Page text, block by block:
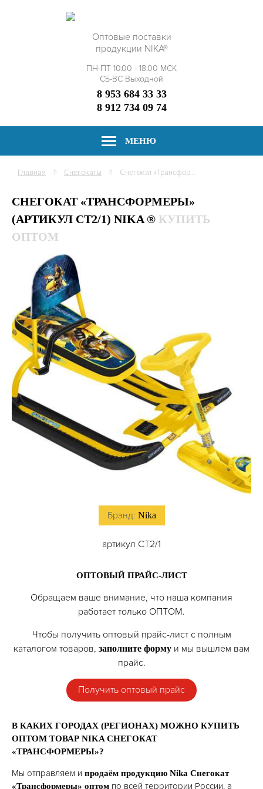
Оптовые поставки
продукции NIKA®
ПН-ПТ 10.00 - 18.00 МСК
СБ-ВС Выходной
8 953 684 33 33
8 912 734 09 74
МЕНЮ
Главная Снегокаты Снегокат «Трансформеры»
СНЕГОКАТ «ТРАНСФОРМЕРЫ»
(АРТИКУЛ СТ2/1) NIKA ® КУПИТЬ
ОПТОМ
Брэнд: Nika
артикул СТ2/1
ОПТОВЫЙ ПРАЙС-ЛИСТ
Обращаем ваше внимание, что наша компания
работает только ОПТОМ.
Чтобы получить оптовый прайс-лист с полным
каталогом товаров, заполните форму и мы вышлем вам
прайс.
Получить оптовый прайс
В КАКИХ ГОРОДАХ (РЕГИОНАХ) МОЖНО КУПИТЬ
ОПТОМ ТОВАР NIKA СНЕГОКАТ
«ТРАНСФОРМЕРЫ»?
Мы отправляем и продаём продукцию Nika Снегокат
«Трансформеры» оптом по всей территории России, а